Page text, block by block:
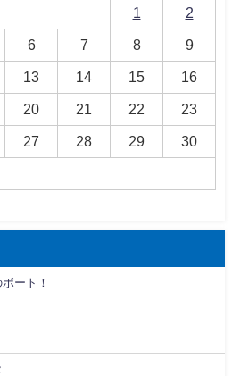
1 2
6 7 8 9
13 14 15 16
20 21 22 23
27 28 29 30
ート！